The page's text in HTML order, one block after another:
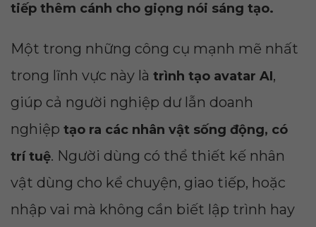
tiếp thêm cánh cho giọng nói sáng tạo.
Một trong những công cụ mạnh mẽ nhất
trong lĩnh vực này là trình tạo avatar AI,
giúp cả người nghiệp dư lẫn doanh
nghiệp tạo ra các nhân vật sống động, có
trí tuệ. Người dùng có thể thiết kế nhân
vật dùng cho kể chuyện, giao tiếp, hoặc
nhập vai mà không cần biết lập trình hay